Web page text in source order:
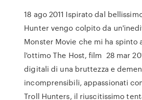
18 ago 2011 Ispirato dal
Hunter vengo colpito da
Monster Movie che mi ha spinto
l'ottimo The Host, film 28 mar
digitali di una bruttezza e
incomprensibili, appassionati
Troll Hunters, il riuscitissimo